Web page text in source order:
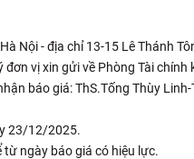
Nội - địa chỉ 13-15 Lê Thánh
vị xin gửi về Phòng Tài
báo giá: ThS.Tống Thùy
23/12/2025.
từ ngày báo giá có hiệu lực.